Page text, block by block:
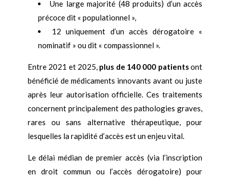
Une large majorité (48 produits) d’un accès
précoce dit « populationnel »,
12 uniquement d’un accès dérogatoire «
nominatif » ou dit « compassionnel ».
Entre 2021 et 2025, plus de 140 000 patientsont
bénéficié de médicaments innovants avant ou juste
après leur autorisation officielle. Ces traitements
concernent principalement des pathologies graves,
rares ou sans alternative thérapeutique, pour
lesquelles la rapidité d’accès est un enjeu vital.
Le délai médian de premier accès (via l’inscription
en droit commun ou l’accès dérogatoire) pour